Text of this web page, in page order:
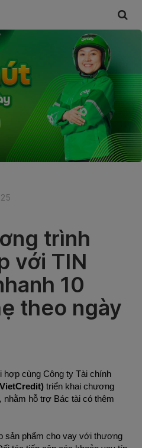
trình
với TIN
10
theo ngày
hợp cùng Công ty Tài chính
triển khai chương
nhằm hỗ trợ Bác tài có thêm
sản phẩm cho vay với thương